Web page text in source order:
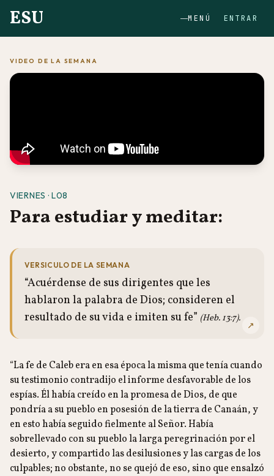
ESU MENÚ ENTRAR
VIDEO DE LA SEMANA
VIERNES · L08
Para estudiar y meditar:
VERSICULO DE LA SEMANA
“Acuérdense de sus dirigentes que les
hablaron la palabra de Dios; consideren el
resultado de su vida e imiten su fe” (Heb. 13:7).
↗
“La fe de Caleb era en esa época la misma que tenía cuando
su testimonio contradijo el informe desfavorable de los
espías. Él había creído en la promesa de Dios, de que
pondría a su pueblo en posesión de la tierra de Canaán, y
en esto había seguido fielmente al Señor. Había
sobrellevado con su pueblo la larga peregrinación por el
desierto, y compartido las desilusiones y las cargas de los
culpables; no obstante, no se quejó de eso, sino que ensalzó